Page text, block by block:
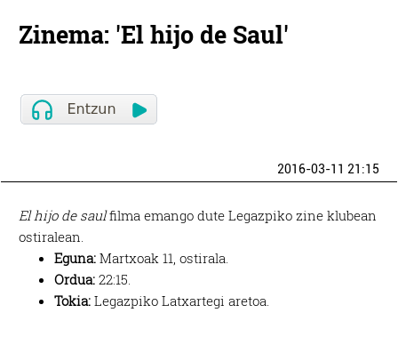
Zinema: 'El hijo de Saul'
2016-03-11 21:15
El hijo de saulfilma emango dute Legazpiko zine klubean
ostiralean.
Eguna: Martxoak 11, ostirala.
Ordua: 22:15.
Tokia: Legazpiko Latxartegi aretoa.